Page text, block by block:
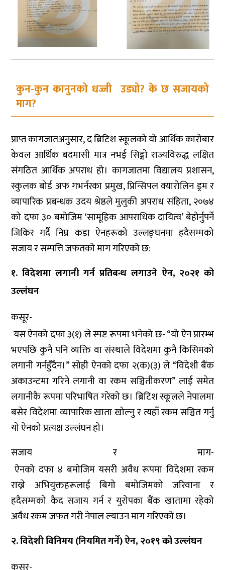
कुन-कुन कानुनको धज्जी उड्यो? के छ सजायको
माग?
प्राप्त कागजातअनुसार, द ब्रिटिश स्कूलको यो आर्थिक कारोबार
केवल आर्थिक बदमासी मात्र नभई सिङ्गो राज्यविरुद्ध लक्षित
संगठित आर्थिक अपराध हो। कागजातमा विद्यालय प्रशासन,
स्कुलक बोर्ड अफ गभर्नरका प्रमुख, प्रिन्सिपल क्यारोलिन ड्रम र
व्यापारिक प्रबन्धक उदय श्रेष्ठले मुलुकी अपराध संहिता, २०७४
को दफा ३० बमोजिम ‘सामूहिक आपराधिक दायित्व’ बेहोर्नुपर्ने
जिकिर गर्दै निम्न कडा ऐनहरूको उल्लङ्घनमा हदैसम्मको
सजाय र सम्पत्ति जफतको माग गरिएको छ:
१. विदेशमा लगानी गर्न प्रतिबन्ध लगाउने ऐन, २०२१ को
उल्लंघन
कसूर-
यस ऐनको दफा ३(१) ले स्पष्ट रूपमा भनेको छ- “यो ऐन प्रारम्भ
भएपछि कुनै पनि व्यक्ति वा संस्थाले विदेशमा कुनै किसिमको
लगानी गर्नहुँदैन।” सोही ऐनको दफा २(क)(३) ले “विदेशी बैंक
अकाउन्टमा गरिने लगानी वा रकम सञ्चितीकरण” लाई समेत
लगानीकै रूपमा परिभाषित गरेको छ। ब्रिटिश स्कूलले नेपालमा
बसेर विदेशमा व्यापारिक खाता खोल्नु र त्यहाँ रकम सञ्चित गर्नु
यो ऐनको प्रत्यक्ष उल्लंघन हो।
सजाय र माग-
ऐनको दफा ४ बमोजिम यसरी अवैध रूपमा विदेशमा रकम
राख्ने अभियुक्तहरूलाई बिगो बमोजिमको जरिवाना र
हदैसम्मको कैद सजाय गर्न र युरोपका बैंक खातामा रहेको
अवैध रकम जफत गरी नेपाल ल्याउन माग गरिएको छ।
२. विदेशी विनिमय (नियमित गर्ने) ऐन, २०१९ को उल्लंघन